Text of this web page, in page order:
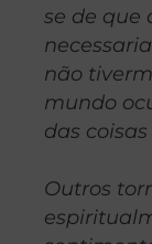
se de que
não
mundo
das
Outros